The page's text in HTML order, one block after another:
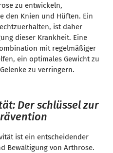
zu entwickeln,
den Knien und Hüften. Ein
ist daher
dieser Krankheit. Eine
mit regelmäßiger
ein optimales Gewicht zu
zu verringern.
Der schlüssel zur
ist ein entscheidender
Bewältigung von Arthrose.